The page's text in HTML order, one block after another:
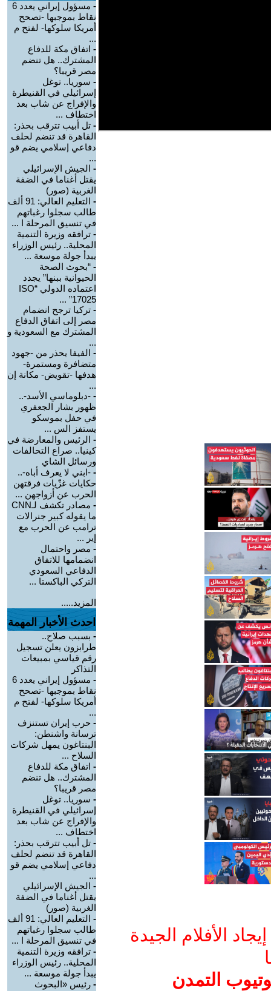
الأفلام الجيدة
التمدن
-
مسؤول إيراني يعدد 6
نقاط بموجبها -تصحح
أمريكا سلوكها- لفتح م
...
- اتفاق مكة للدفاع
المشترك.. هل تنضم
مصر قريبا؟
- سوريا.. توغل
إسرائيلي في القنيطرة
والإفراج عن شاب بعد
اختطاف ...
- تل أبيب تترقب بحذر:
القاهرة قد تنضم لحلف
دفاعي إسلامي يضم قو
...
- الجيش الإسرائيلي
يقتل أغناما في الضفة
الغربية (صور)
-
التعليم العالي: 91 ألف
طالب سجلوا رغباتهم
في تنسيق المرحلة ا ...
- ترافقه وزيرة التنمية
المحلية.. رئيس الوزراء
يبدأ جولة موسعة ...
- “بحوث الصحة
الحيوانية ببنها” يجدد
اعتماده الدولي “ISO
17025” ...
- تركيا ترجح انضمام
مصر إلى اتفاق الدفاع
المشترك مع السعودية و
...
- الفيفا يحذر من -جهود
متضافرة ومستمرة-
هدفها -تقويض- مكانة إن
...
- -دبلوماسي الأسد-..
ظهور بشار الجعفري
في حفل بموسكو
يستفز الس ...
- الرئيس والمعارضة في
كينيا.. صراع التحالفات
ورسائل الشاي
- -ابني لا يعرف أباه-..
حكايات غزّيات فرقتهن
الحرب عن أزواجهن ...
-
مصادر تكشف لـCNN
ما يقوله كبير جنرالات
ترامب عن الحرب مع
إير ...
- مصر واحتمال
انضمامها للاتفاق
الدفاعي السعودي
التركي الباكستا ...
المزيد.....
احدث الأخبار المهمة
- بسبب صلاح..
طرابزون يعلن تسجيل
رقم قياسي بمبيعات
التذاكر
-
مسؤول إيراني يعدد 6
نقاط بموجبها -تصحح
أمريكا سلوكها- لفتح م
...
- حرب إيران تستنزف
ترسانة واشنطن:
البنتاغون يمهل شركات
السلاح ...
- اتفاق مكة للدفاع
المشترك.. هل تنضم
مصر قريبا؟
- سوريا.. توغل
إسرائيلي في القنيطرة
والإفراج عن شاب بعد
اختطاف ...
- تل أبيب تترقب بحذر:
القاهرة قد تنضم لحلف
دفاعي إسلامي يضم قو
...
- الجيش الإسرائيلي
يقتل أغناما في الضفة
الغربية (صور)
-
التعليم العالي: 91 ألف
طالب سجلوا رغباتهم
في تنسيق المرحلة ا ...
- ترافقه وزيرة التنمية
المحلية.. رئيس الوزراء
يبدأ جولة موسعة ...
- رئيس «البحوث